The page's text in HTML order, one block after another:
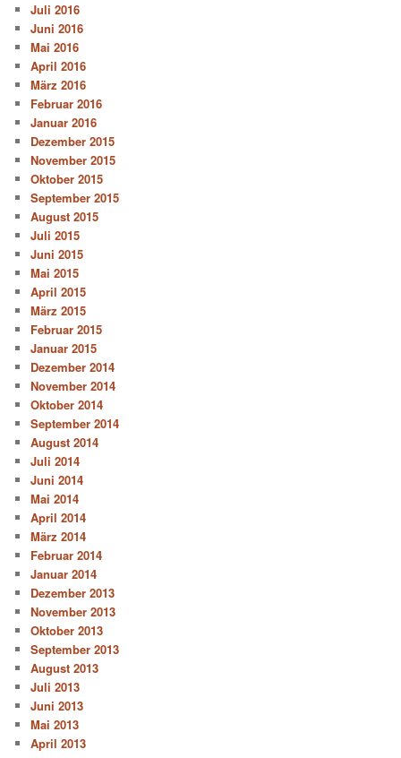
Juli 2016
Juni 2016
Mai 2016
April 2016
März 2016
Februar 2016
Januar 2016
Dezember 2015
November 2015
Oktober 2015
September 2015
August 2015
Juli 2015
Juni 2015
Mai 2015
April 2015
März 2015
Februar 2015
Januar 2015
Dezember 2014
November 2014
Oktober 2014
September 2014
August 2014
Juli 2014
Juni 2014
Mai 2014
April 2014
März 2014
Februar 2014
Januar 2014
Dezember 2013
November 2013
Oktober 2013
September 2013
August 2013
Juli 2013
Juni 2013
Mai 2013
April 2013